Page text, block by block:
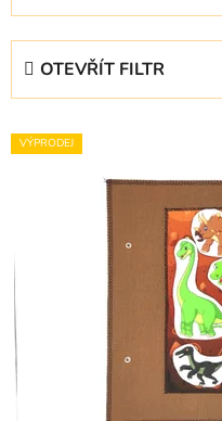
z
p
k
t
ů
OTEVŘÍT FILTR
V
ý
p
r
o
d
u
VÝPRODEJ